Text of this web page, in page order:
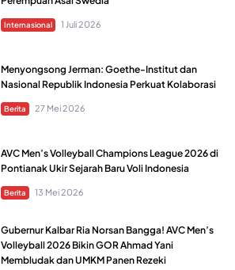
Internasional 1 Juli 2026
Menyongsong Jerman: Goethe-Institut dan
Nasional Republik Indonesia Perkuat Kolaborasi
Berita 27 Mei 2026
AVC Men’s Volleyball Champions League 2026 di
Pontianak Ukir Sejarah Baru Voli Indonesia
Berita 13 Mei 2026
Gubernur Kalbar Ria Norsan Bangga! AVC Men’s
Volleyball 2026 Bikin GOR Ahmad Yani
Membludak dan UMKM Panen Rezeki